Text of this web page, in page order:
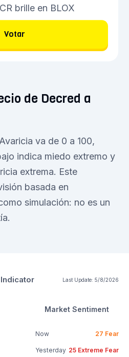
brille en BLOX
Votar
de Decred a
va de 0 a 100,
indica miedo extremo y
extrema. Este
basada en
simulación: no es un
Last Update: 5/8/2026
Market Sentiment
Now 27 Fear
Yesterday 25 Extreme Fear